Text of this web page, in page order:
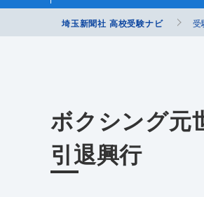
埼玉新聞社 高校受験ナビ 受
ボクシング
引退興行